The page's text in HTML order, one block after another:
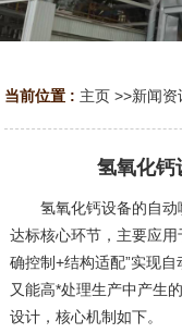
当前位置 : 主页 >>新闻资
氢氧化钙
氢氧化钙设备的自动
达标核心环节，主要应
确控制+结构适配”实现
又能高*处理生产中产生
设计，核心机制如下。